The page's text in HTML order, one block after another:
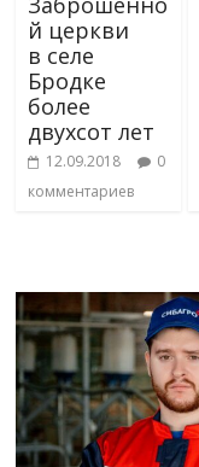
й церкви
в селе
Бродке
более
двухсот лет
12.09.2018
0
комментариев